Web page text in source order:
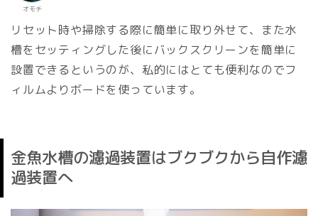
オモチ
リセット時や掃除する際に簡単に取り外せて、また水
槽をセッティングした後にバックスクリーンを簡単に
設置できるというのが、私的にはとても便利なのでフ
ィルムよりボードを使っています。
金魚水槽の濾過装置はブクブクから自作濾
過装置へ